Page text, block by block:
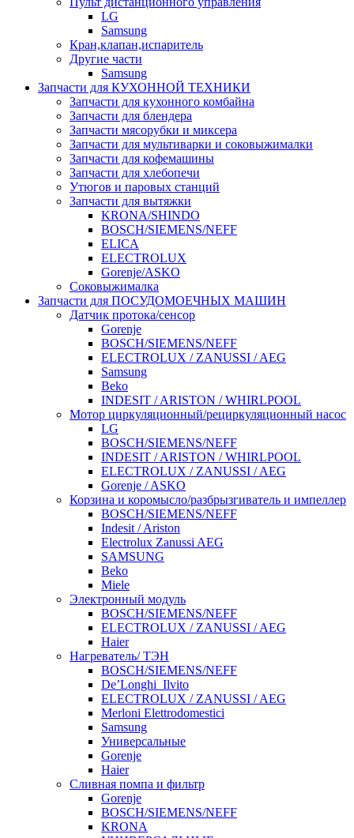
LG
Samsung
Кран,клапан,испаритель
Другие части
Samsung
Запчасти для КУХОННОЙ ТЕХНИКИ
Запчасти для кухонного комбайна
Запчасти для блендера
Запчасти мясорубки и миксера
Запчасти для мультиварки и соковыжималки
Запчасти для кофемашины
Запчасти для хлебопечи
Утюгов и паровых станций
Запчасти для вытяжки
KRONA/SHINDO
BOSCH/SIEMENS/NEFF
ELICA
ELECTROLUX
Gorenje/ASKO
Соковыжималка
Запчасти для ПОСУДОМОЕЧНЫХ МАШИН
Датчик протока/сенсор
Gorenje
BOSCH/SIEMENS/NEFF
ELECTROLUX / ZANUSSI / AEG
Samsung
Beko
INDESIT / ARISTON / WHIRLPOOL
Мотор циркуляционный/рециркуляционный насос
LG
BOSCH/SIEMENS/NEFF
INDESIT / ARISTON / WHIRLPOOL
ELECTROLUX / ZANUSSI / AEG
Gorenje / ASKO
Корзина и коромысло/разбрызгиватель и импеллер
BOSCH/SIEMENS/NEFF
Indesit / Ariston
Electrolux Zanussi AEG
SAMSUNG
Beko
Miele
Электронный модуль
BOSCH/SIEMENS/NEFF
ELECTROLUX / ZANUSSI / AEG
Haier
Нагреватель/ ТЭН
BOSCH/SIEMENS/NEFF
De’Longhi_Ilvito
ELECTROLUX / ZANUSSI / AEG
Merloni Elettrodomestici
Samsung
Универсальные
Gorenje
Haier
Сливная помпа и фильтр
Gorenje
BOSCH/SIEMENS/NEFF
KRONA